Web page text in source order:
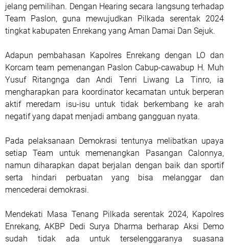
jelang pemilihan. Dengan Hearing secara langsung terhadap
Team Paslon, guna mewujudkan Pilkada serentak 2024
tingkat kabupaten Enrekang yang Aman Damai Dan Sejuk.
Adapun pembahasan Kapolres Enrekang dengan LO dan
Korcam team pemenangan Paslon Cabup-cawabup H. Muh
Yusuf Ritangnga dan Andi Tenri Liwang La Tinro, ia
mengharapkan para koordinator kecamatan untuk berperan
aktif meredam isu-isu untuk tidak berkembang ke arah
negatif yang dapat menjadi ambang gangguan nyata.
Pada pelaksanaan Demokrasi tentunya melibatkan upaya
setiap Team untuk memenangkan Pasangan Calonnya,
namun diharapkan dapat berjalan dengan baik dan sportif
serta hindari perbuatan yang bisa melanggar dan
mencederai demokrasi.
Mendekati Masa Tenang Pilkada serentak 2024, Kapolres
Enrekang, AKBP Dedi Surya Dharma berharap Aksi Demo
sudah tidak ada untuk terselenggaranya suasana